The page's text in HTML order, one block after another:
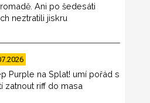
Ani po šedesáti
neztratili jiskru
Purple na Splat! umí pořád s
zatnout riff do masa